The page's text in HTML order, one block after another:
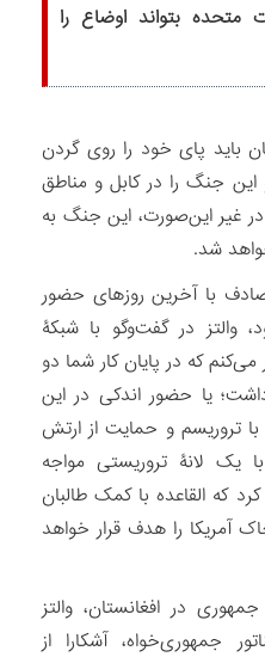
متحده بتواند اوضاع را
باید پای خود را روی گردن
این جنگ را در کابل و مناطق
غیر این‌صورت، این جنگ به
شد.
آگوست 2021 که مصادف با آخرین روزهای حضور
والتز در گفت‌وگو با شبکۀ
که در پایان کار شما دو
یا حضور اندکی در این
تروریسم و حمایت از ارتش
یک لانۀ تروریستی مواجه
که القاعده با کمک طالبان
آمریکا را هدف قرار خواهد
در افغانستان، والتز
جمهوری‌خواه، آشکارا از